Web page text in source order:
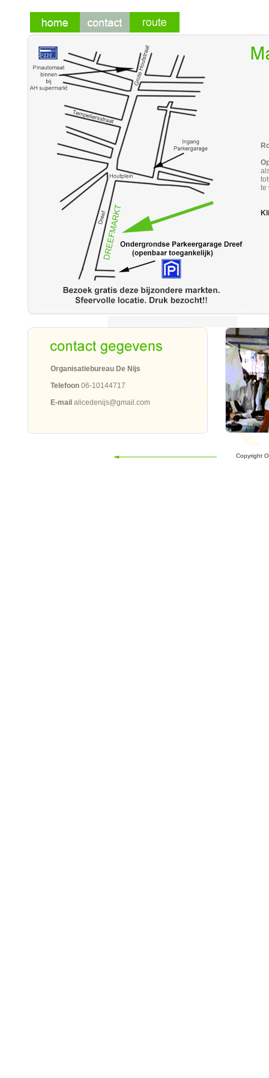
te
Organisatiebureau De Nijs
Telefoon06-10144717
E-mail alicedenijs@gmail.com
Copyright